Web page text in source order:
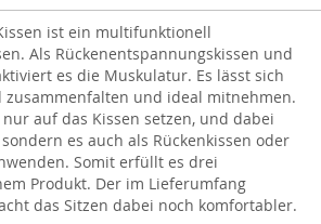
ist ein multifunktionell
Als Rückenentspannungskissen und
es die Muskulatur. Es lässt sich
zusammenfalten und ideal mitnehmen.
auf das Kissen setzen, und dabei
es auch als Rückenkissen oder
Somit erfüllt es drei
Produkt. Der im Lieferumfang
das Sitzen dabei noch komfortabler.